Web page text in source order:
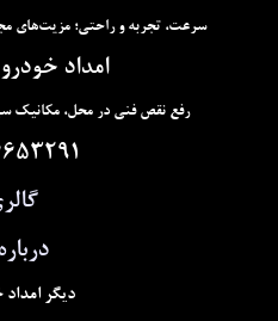
سرعت، تجربه و راحتی؛ مزیت‌های
امداد
رفع نقص فنی در محل، مکانیک
دیگر امداد